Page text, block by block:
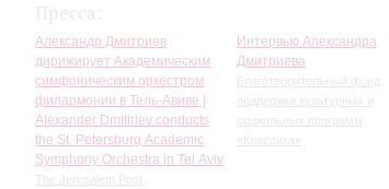
Александр Дмитриев
дирижирует Академическим
симфоническим оркестром
филармонии в Тель-Авиве |
Alexander Dmitiriev conducts
the St. Petersburg Academic
Symphony Orchestra in Tel Aviv
The Jerusalem Post
Интервью Александра
Дмитриева
Благотворительный фонд
поддержки культурных и
социальных программ
«Классика»